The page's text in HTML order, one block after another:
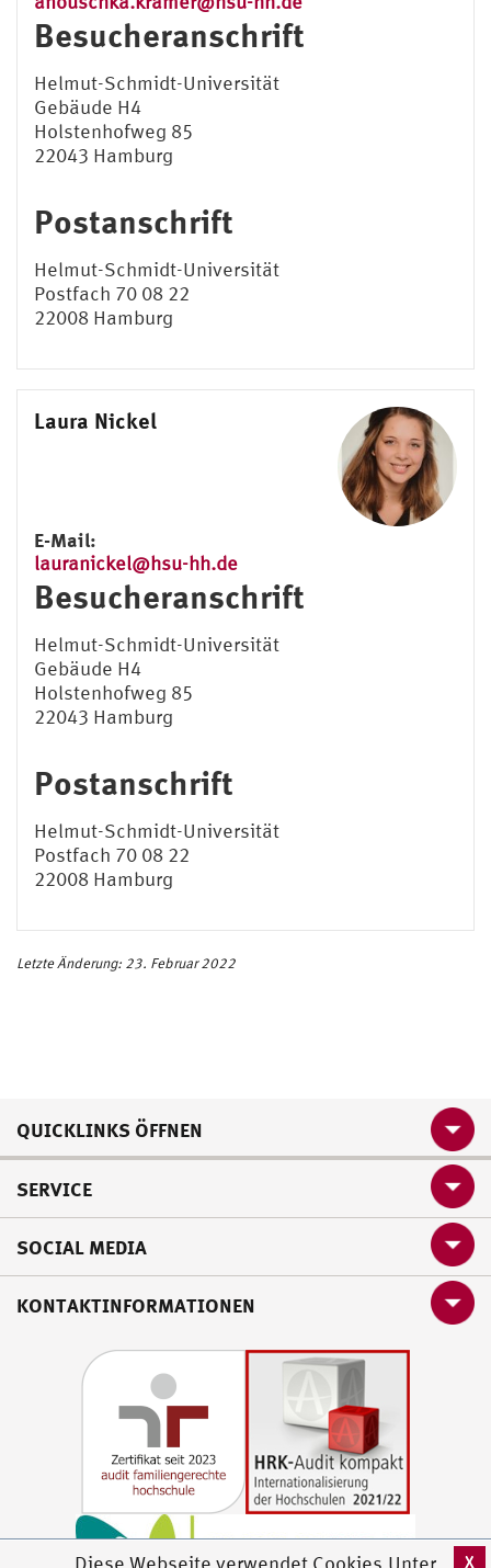
Diese Webseite verwendet Cookies.Unter X
Besucheranschrift
Helmut-Schmidt-Universität
Gebäude H4
Holstenhofweg 85
22043 Hamburg
Postanschrift
Helmut-Schmidt-Universität
Postfach 70 08 22
22008 Hamburg
Laura Nickel
E-Mail:
lauranickel@hsu-hh.de
Besucheranschrift
Helmut-Schmidt-Universität
Gebäude H4
Holstenhofweg 85
22043 Hamburg
Postanschrift
Helmut-Schmidt-Universität
Postfach 70 08 22
22008 Hamburg
Letzte Änderung: 23. Februar 2022
QUICKLINKS ÖFFNEN
SERVICE
SOCIAL MEDIA
KONTAKTINFORMATIONEN